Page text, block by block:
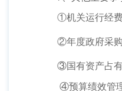
①机关运行经
②年度政府采购
③国有资产占
④预算绩效管